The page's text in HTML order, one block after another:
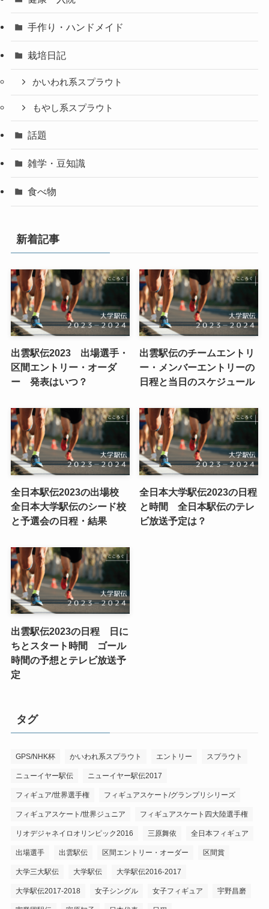
手作り・ハンドメイド
栽培日記
かいわれ系スプラウト
もやし系スプラウト
話題
雑学・豆知識
食べ物
新着記事
出雲駅伝2023 出場選手・
区間エントリー・オーダ
ー 発表はいつ？
出雲駅伝のチームエントリ
ー・メンバーエントリーの
日程と当日のスケジュール
全日本駅伝2023の出場校
全日本大学駅伝のシード校
と予選会の日程・結果
全日本大学駅伝2023の日程
と時間 全日本駅伝のテレ
ビ放送予定は？
出雲駅伝2023の日程 日に
ちとスタート時間 ゴール
時間の予想とテレビ放送予
定
タグ
GPS/NHK杯 かいわれ系スプラウト エントリー スプラウト
ニューイヤー駅伝 ニューイヤー駅伝2017
フィギュア/世界選手権 フィギュアスケート/グランプリシリーズ
フィギュアスケート/世界ジュニア フィギュアスケート四大陸選手権
リオデジャネイロオリンピック2016 三原舞依 全日本フィギュア
出場選手 出雲駅伝 区間エントリー・オーダー 区間賞
大学三大駅伝 大学駅伝 大学駅伝2016-2017
大学駅伝2017-2018 女子シングル 女子フィギュア 宇野昌磨